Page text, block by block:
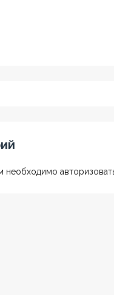
необходимо